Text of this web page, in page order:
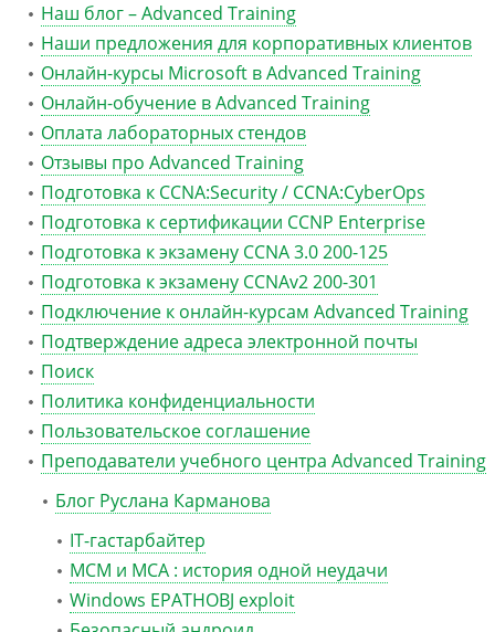
Наш блог – Advanced Training
Наши предложения для корпоративных клиентов
Онлайн-курсы Microsoft в Advanced Training
Онлайн-обучение в Advanced Training
Оплата лабораторных стендов
Отзывы про Advanced Training
Подготовка к CCNA:Security / CCNA:CyberOps
Подготовка к сертификации CCNP Enterprise
Подготовка к экзамену CCNA 3.0 200-125
Подготовка к экзамену CCNAv2 200-301
Подключение к онлайн-курсам Advanced Training
Подтверждение адреса электронной почты
Поиск
Политика конфиденциальности
Пользовательское соглашение
Преподаватели учебного центра Advanced Training
Блог Руслана Карманова
IT-гастарбайтер
MCM и MCA : история одной неудачи
Windows EPATHOBJ exploit